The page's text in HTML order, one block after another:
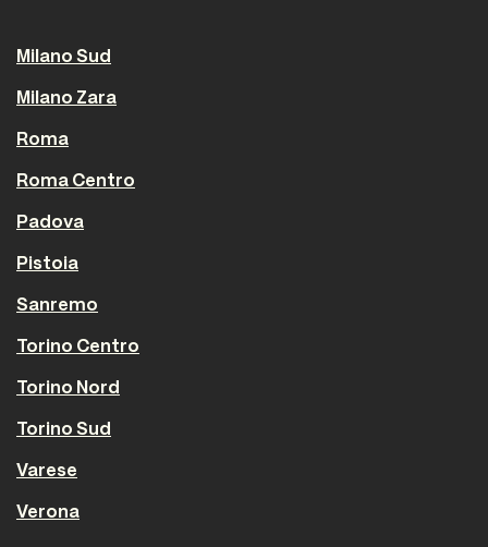
Milano Sud
Milano Zara
Roma
Roma Centro
Padova
Pistoia
Sanremo
Torino Centro
Torino Nord
Torino Sud
Varese
Verona